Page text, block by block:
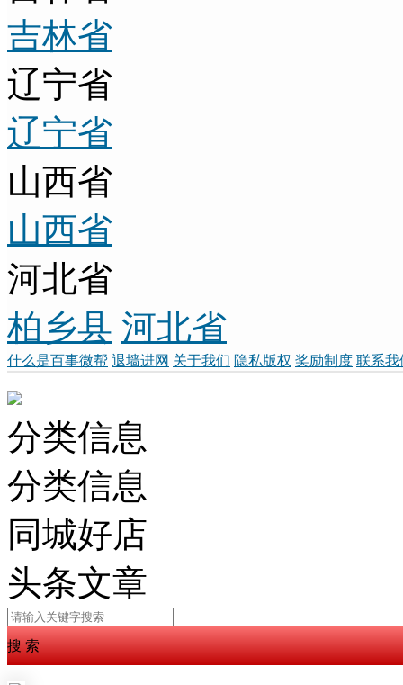
吉林省
辽宁省
辽宁省
山西省
山西省
河北省
柏乡县 河北省
什么是百事微帮 退墙进网 关于我们 隐私版权 奖励制度 联系我
分类信息
分类信息
同城好店
头条文章
搜 索